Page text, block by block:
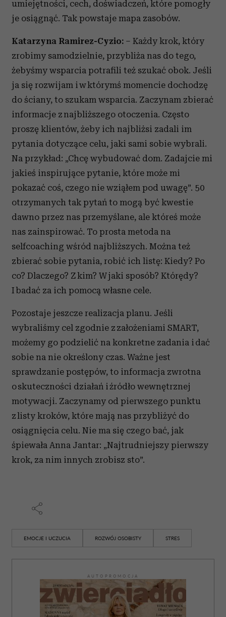
umiejętności, cech, doświadczeń, które pomogły
je osiągnąć. Tak powstaje mapa zasobów.
Katarzyna Ramirez-Cyzio: – Każdy krok, który
zrobimy samodzielnie, przybliża nas do tego,
żebyśmy wsparcia potrafili też szukać obok. Jeśli
ja się rozwijam i w którymś momencie dochodzę
do ściany, to szukam wsparcia. Zaczynam zbierać
informacje z najbliższego otoczenia. Często
proszę klientów, żeby ich najbliżsi zadali im
pytania dotyczące celu, jaki sami sobie wybrali.
Na przykład: „Chcę wybudować dom. Zadajcie mi
jakieś inspirujące pytanie, które może mi
pokazać coś, czego nie wziąłem pod uwagę”. 50
otrzymanych tak pytań to mogą być kwestie
dawno przez nas przemyślane, ale któreś może
nas zainspirować. To prosta metoda na
selfcoaching wśród najbliższych. Można też
zbierać sobie pytania, robić ich listę: Kiedy? Po
co? Dlaczego? Z kim? W jaki sposób? Którędy?
I badać za ich pomocą własne cele.
Pozostaje jeszcze realizacja planu. Jeśli
wybraliśmy cel zgodnie z założeniami SMART,
możemy go podzielić na konkretne zadania i dać
sobie na nie określony czas. Ważne jest
sprawdzanie postępów, to informacja zwrotna
o skuteczności działań i źródło wewnętrznej
motywacji. Zaczynamy od pierwszego punktu
z listy kroków, które mają nas przybliżyć do
osiągnięcia celu. Nie ma się czego bać, jak
śpiewała Anna Jantar: „Najtrudniejszy pierwszy
krok, za nim innych zrobisz sto”.
EMOCJE I UCZUCIA ROZWÓJ OSOBISTY STRES
AUTOPROMOCJA